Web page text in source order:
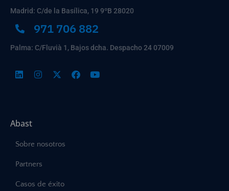
Madrid: C/de la Basílica, 19 9ºB 28020
971 706 882
Palma: C/Fluvià 1, Bajos dcha. Despacho 24 07009
Abast
Sobre nosotros
Partners
Casos de éxito